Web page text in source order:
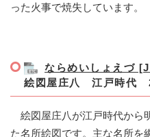
った火事で焼失しています。
ならめいしょえづ
絵図屋庄八 江戸時代
絵図屋庄八が江戸時代から
た名所絵図です。主な名所を